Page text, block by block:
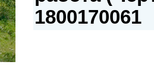
1800170061